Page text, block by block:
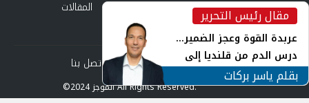
مقال رئيس التحرير
عربدة القوة وعجز الضمير...
درس الدم من قلنديا إلى
جنوب لبنان
بقلم ياسر بركات
صحة وجمال
عرب وعالم حوادث ومحاكم
المقالات
العدد الورقي
من نحن
سياسة الخصوصية اتصل بنا
©2024 الموجز All Rights Reserved.